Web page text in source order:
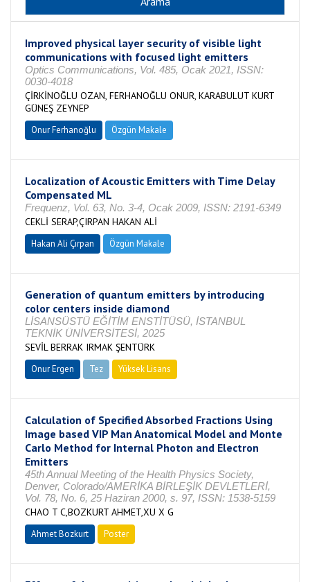
Improved physical layer security of visible light
communications with focused light emitters
Optics Communications, Vol. 485, Ocak 2021, ISSN:
0030-4018
ÇİRKİNOĞLU OZAN, FERHANOĞLU ONUR, KARABULUT KURT
GÜNEŞ ZEYNEP
Onur Ferhanoğlu Özgün Makale
Localization of Acoustic Emitters with Time Delay
Compensated ML
Frequenz, Vol. 63, No. 3-4, Ocak 2009, ISSN: 2191-6349
CEKLİ SERAP,ÇIRPAN HAKAN ALİ
Hakan Ali Çırpan Özgün Makale
Generation of quantum emitters by introducing
color centers inside diamond
LİSANSÜSTÜ EĞİTİM ENSTİTÜSÜ, İSTANBUL
TEKNİK ÜNİVERSİTESİ, 2025
SEVİL BERRAK IRMAK ŞENTÜRK
Onur Ergen Tez Yüksek Lisans
Calculation of Specified Absorbed Fractions Using
Image based VIP Man Anatomical Model and Monte
Carlo Method for Internal Photon and Electron
Emitters
45th Annual Meeting of the Health Physics Society,
Denver, Colorado/AMERİKA BİRLEŞİK DEVLETLERİ,
Vol. 78, No. 6, 25 Haziran 2000, s. 97, ISSN: 1538-5159
CHAO T C,BOZKURT AHMET,XU X G
Ahmet Bozkurt Poster